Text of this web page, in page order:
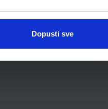
Dopusti sve